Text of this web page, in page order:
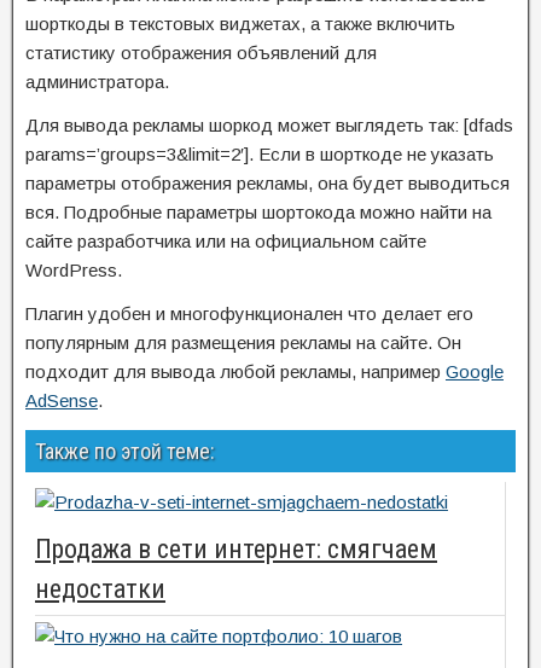
шорткоды в текстовых виджетах, а также включить
статистику отображения объявлений для
администратора.
Для вывода рекламы шоркод может выглядеть так: [dfads
params=’groups=3&limit=2′]. Если в шорткоде не указать
параметры отображения рекламы, она будет выводиться
вся. Подробные параметры шортокода можно найти на
сайте разработчика или на официальном сайте
WordPress.
Плагин удобен и многофункционален что делает его
популярным для размещения рекламы на сайте. Он
подходит для вывода любой рекламы, например Google
AdSense.
Также по этой теме:
Продажа в сети интернет: смягчаем
недостатки